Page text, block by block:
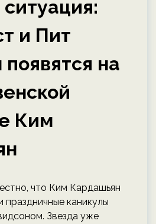
и Пит
на
Ким
что Ким Кардашьян
праздничные каникулы
Звезда уже